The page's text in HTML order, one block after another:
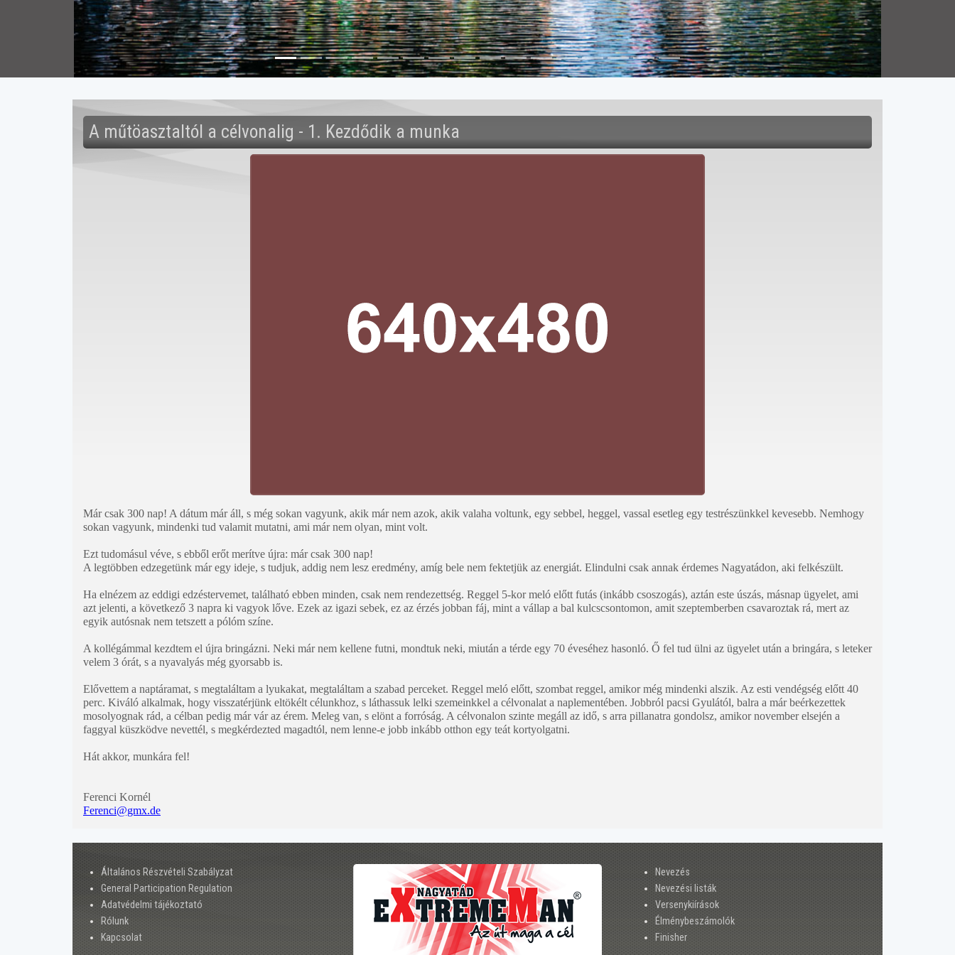
A műtöasztaltól a célvonalig - 1. Kezdődik a munka
Már csak 300 nap! A dátum már áll, s még sokan vagyunk, akik már nem azok, akik valaha voltunk, egy sebbel, heggel, vassal esetleg egy testrészünkkel kevesebb. Nemhogy
sokan vagyunk, mindenki tud valamit mutatni, ami már nem olyan, mint volt.
Ezt tudomásul véve, s ebből erőt merítve újra: már csak 300 nap!
A legtöbben edzegetünk már egy ideje, s tudjuk, addig nem lesz eredmény, amíg bele nem fektetjük az energiát. Elindulni csak annak érdemes Nagyatádon, aki felkészült.
Ha elnézem az eddigi edzéstervemet, található ebben minden, csak nem rendezettség. Reggel 5-kor meló előtt futás (inkább csoszogás), aztán este úszás, másnap ügyelet, ami
azt jelenti, a következő 3 napra ki vagyok lőve. Ezek az igazi sebek, ez az érzés jobban fáj, mint a vállap a bal kulcscsontomon, amit szeptemberben csavaroztak rá, mert az
egyik autósnak nem tetszett a pólóm színe.
A kollégámmal kezdtem el újra bringázni. Neki már nem kellene futni, mondtuk neki, miután a térde egy 70 éveséhez hasonló. Ő fel tud ülni az ügyelet után a bringára, s leteker
velem 3 órát, s a nyavalyás még gyorsabb is.
Elővettem a naptáramat, s megtaláltam a lyukakat, megtaláltam a szabad perceket. Reggel meló előtt, szombat reggel, amikor még mindenki alszik. Az esti vendégség előtt 40
perc. Kiváló alkalmak, hogy visszatérjünk eltökélt célunkhoz, s láthassuk lelki szemeinkkel a célvonalat a naplementében. Jobbról pacsi Gyulától, balra a már beérkezettek
mosolyognak rád, a célban pedig már vár az érem. Meleg van, s elönt a forróság. A célvonalon szinte megáll az idő, s arra pillanatra gondolsz, amikor november elsején a
faggyal küszködve nevettél, s megkérdezted magadtól, nem lenne-e jobb inkább otthon egy teát kortyolgatni.
Hát akkor, munkára fel!
Ferenci Kornél
Ferenci@gmx.de
Általános Részvételi Szabályzat
General Participation Regulation
Adatvédelmi tájékoztató
Rólunk
Kapcsolat
Nevezés
Nevezési listák
Versenykiírások
Élménybeszámolók
Finisher